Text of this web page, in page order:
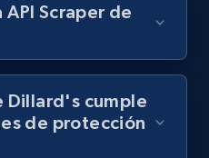
Initial price, Final
Scraper de
Dillard's cumple
de protección